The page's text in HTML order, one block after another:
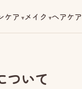
ケア メイク ヘアケア
ついて